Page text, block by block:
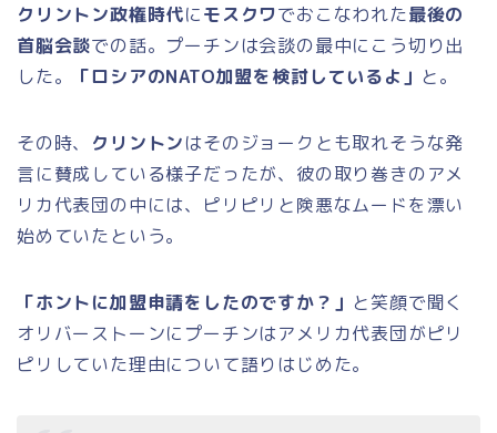
クリントン政権時代にモスクワでおこなわれた最後の
首脳会談での話。プーチンは会談の最中にこう切り出
した。
「ロシアのNATO加盟を検討しているよ」 と。
その時、 クリントンはそのジョークとも取れそうな発
言に賛成している様子だったが、彼の取り巻きのアメ
リカ代表団の中には、ピリピリと険悪なムードを漂い
始めていたという。
「ホントに加盟申請をしたのですか？」 と笑顔で聞く
オリバーストーンにプーチンはアメリカ代表団がピリ
ピリしていた理由について語りはじめた。